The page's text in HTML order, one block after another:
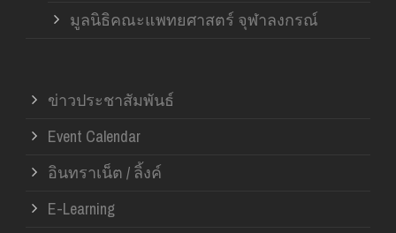
มูลนิธิคณะแพทยศาสตร์ จุฬาลงกรณ์
ข่าวประชาสัมพันธ์
Event Calendar
อินทราเน็ต / ลิ้งค์
E-Learning